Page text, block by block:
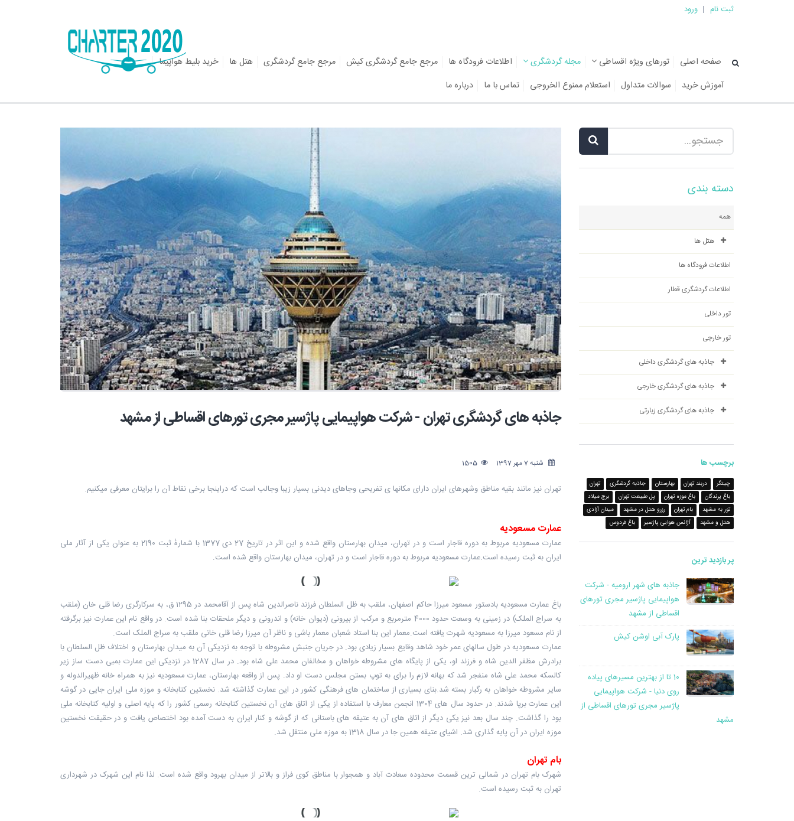
ثبت نام | ورود
صفحه اصلی تورهای ویژه اقساطی مجله گردشگری اطلاعات فرودگاه ها مرجع جامع گردشگری کیش مرجع جامع گردشگری هتل ها
خرید بلیط هواپیما
آموزش خرید
سوالات متداول استعلام ممنوع الخروجی تماس با ما درباره ما
دسته بندی
همه
هتل ها
اطلاعات فرودگاه ها
اطلاعات گردشگری قطار
تور داخلی
تور خارجی
جاذبه های گردشگری داخلی
جاذبه های گردشگری خارجی
جاذبه های گردشگری زیارتی
برچسب ها
چیتگر دربند تهران بهارستان جاذبه گردشگری
تهران
باغ پرندگان
باغ موزه تهران پل طبیعت تهران
برج میلاد
تور به مشهد
بام تهران رزرو هتل در مشهد
میدان آزادی
هتل و مشهد
آژانس هوایی پاژسیر باغ فردوس
پر بازدید ترین
جاذبه های شهر ارومیه - شرکت
هواپیمایی پاژسیر مجری تورهای
اقساطی از مشهد
پارک آبی اوشن کیش
10 تا از بهترین مسیرهای پیاده
روی دنیا - شرکت هواپیمایی
پاژسیر مجری تورهای اقساطی از
مشهد
جاذبه های گردشگری تهران - شرکت هواپیمایی پاژسیر مجری تورهای اقساطی از مشهد
شنبه 7 مهر 1397 1505
تهران نیز مانند بقیه مناطق وشهرهای ایران دارای مکانها ی تفریحی وجاهای دیدنی بسیار زیبا وجالب است که دراینجا برخی نقاط آن را برایتان معرفی میکنیم.
عمارت مسعودیه
عمارت مسعودیه مربوط به دوره قاجار است و در تهران، میدان بهارستان واقع شده و این اثر در تاریخ 27 دی 1377 با شمارهٔ ثبت 2190 به عنوان یکی از آثار ملی
ایران به ثبت رسیده است.عمارت مسعودیه مربوط به دوره قاجار است و در تهران، میدان بهارستان واقع شده است.
باغ عمارت مسعودیه بادستور مسعود میرزا حاکم اصفهان، ملقب به ظل السلطان فرزند ناصرالدین شاه پس از آقامحمد در 1295 ق، به سرکارگری رضا قلی خان (ملقب
به سراج الملک) در زمینی به وسعت حدود 4000 مترمربع و مرکب از بیرونی (دیوان خانه) و اندرونی و دیگر ملحقات بنا شده است. در واقع نام این عمارت نیز برگرفته
از نام مسعود میرزا به مسعودیه شهرت یافته است.معمار این بنا استاد شعبان معمار باشی و ناظر آن میرزا رضا قلی خانی ملقب به سراج الملک است.
عمارت مسعودیه در طول سالهای عمر خود شاهد وقایع بسیار زیادی بود. در جریان جنبش مشروطه با توجه به نزدیکی آن به میدان بهارستان و اختلاف ظل السلطان با
برادرش مظفر الدین شاه و فرزند او، یکی از پایگاه های مشروطه خواهان و مخالفان محمد علی شاه بود. در سال 1287 در نزدیکی این عمارت بمبی دست ساز زیر
کالسکه محمد علی شاه منفجر شد که بهانه لازم را برای به توپ بستن مجلس دست او داد. پس از واقعه بهارستان، عمارت مسعودیه نیز به همراه خانه ظهیرالدوله و
سایر مشروطه خواهان به رگبار بسته شد.بنای بسیاری از ساختمان های فرهنگی کشور در این عمارت گذاشته شد. نخستین کتابخانه و موزه ملی ایران جایی در گوشه
این عمارت برپا شدند. در حدود سال های 1304 انجمن معارف با استفاده از یکی از اتاق های آن نخستین کتابخانه رسمی کشور را که پایه اصلی و اولیه کتابخانه ملی
بود را گذاشت. چند سال بعد نیز یکی دیگر از اتاق های آن به عتیقه های باستانی که از گوشه و کنار ایران به دست آمده بود اختصاص یافت و در حقیقت نخستین
موزه ایران در آن پایه گذاری شد. اشیای عتیقه همین جا در سال 1318 به موزه ملی منتقل شد.
بام تهران
شهرک بام تهران در شمالی ترین قسمت محدوده سعادت آباد و همجوار با مناطق کوی فراز و بالاتر از میدان بهرود واقع شده است. لذا نام این شهرک در شهرداری
تهران به ثبت رسیده است.